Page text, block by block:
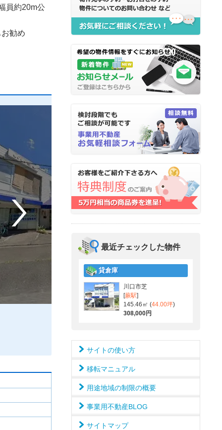
員約20m公
勧め
最近チェックした物件
貸倉庫
川口市芝
[蕨駅]
145.46㎡ (44.00坪)
308,000円
サイトの使い方
移転マニュアル
用途地域の制限の概要
事業用不動産BLOG
サイトマップ